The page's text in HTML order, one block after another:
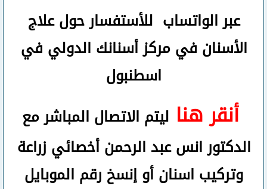
عبر الواتساب للأستفسار حول علاج
الأسنان في مركز أسنانك الدولي في
اسطنبول
أنقر هنا ليتم الاتصال المباشر مع
الدكتور انس عبد الرحمن أخصائي زراعة
وتركيب اسنانأوإنسخ رقم الموبايل